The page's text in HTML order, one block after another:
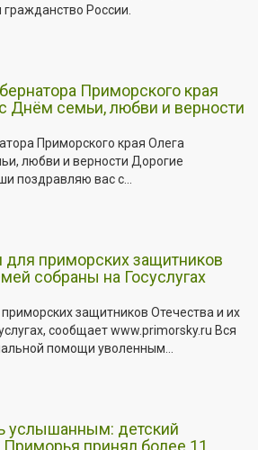
России.
Приморского края
Днём семьи, любви и верности
Приморского края Олега
любви и верности Дорогие
поздравляю вас с...
приморских защитников
собраны на Госуслугах
защитников Отечества и их
сообщает www.primorsky.ru Вся
помощи уволенным...
услышанным: детский
принял более 11